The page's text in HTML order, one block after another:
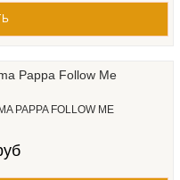
PAPPA FOLLOW ME